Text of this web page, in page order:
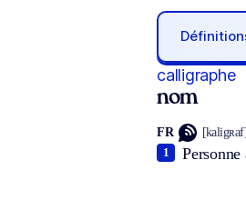
calligraphe
nom
FR [kaligʀaf]
1